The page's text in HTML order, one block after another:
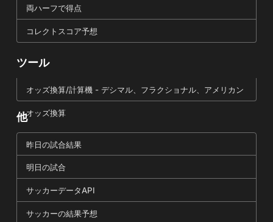
両ハーフで得点
コレクトスコア予想
ツール
オッズ換算/計算機 - デシマル、フラクショナル、アメリカン
オッズ換算
他
昨日の試合結果
明日の試合
サッカーデータAPI
サッカーの結果予想